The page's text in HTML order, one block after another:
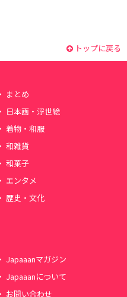
トップに戻る
まとめ
日本画・浮世絵
着物・和服
和雑貨
和菓子
エンタメ
歴史・文化
Japaaanマガジン
Japaaanについて
お問い合わせ